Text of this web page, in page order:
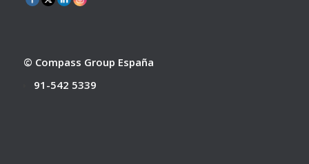
© Compass Group España
91-542 5339